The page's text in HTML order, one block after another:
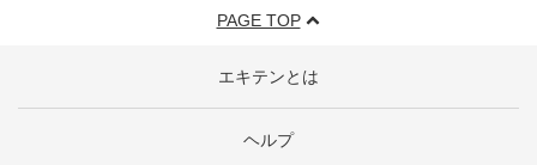
PAGE TOP
エキテンとは
ヘルプ